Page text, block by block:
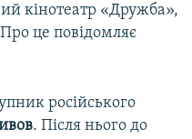
кінотеатр «Дружба»,
це повідомляє
російського
. Після нього до